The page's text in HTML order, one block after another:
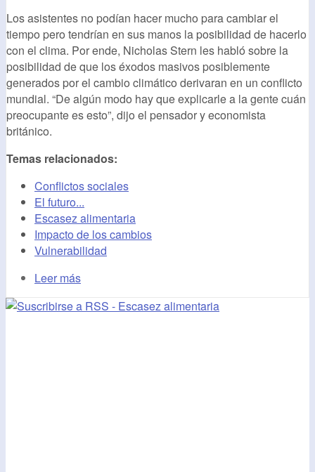
Los asistentes no podían hacer mucho para cambiar el
tiempo pero tendrían en sus manos la posibilidad de hacerlo
con el clima. Por ende, Nicholas Stern les habló sobre la
posibilidad de que los éxodos masivos posiblemente
generados por el cambio climático derivaran en un conflicto
mundial. “De algún modo hay que explicarle a la gente cuán
preocupante es esto”, dijo el pensador y economista
británico.
Temas relacionados:
Conflictos sociales
El futuro...
Escasez alimentaria
Impacto de los cambios
Vulnerabilidad
Leer más